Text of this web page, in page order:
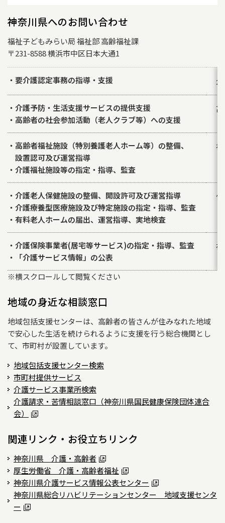
神奈川県へのお問い合わせ
福祉子どもみらい局 福祉部 高齢福祉課
〒231-8588 横浜市中区日本大通1
・要介護認定事務の指導・支援
・介護予防・生活支援サービスの提供支援
・高齢者の社会参加活動（老人クラブ等）への支援
・高齢者福祉施設（特別養護老人ホーム等）の整備、
設置認可及び運営指導
・介護福祉施設等の指定・指導、監査
・介護老人保健施設の整備、開設許可及び運営指導
・介護療養型医療施設及び特定施設の指定・指導、監査
・有料老人ホームの届出、運営指導、実地検査
・介護保険事業者(居宅等サービス)の指定・指導、監査
・「介護サービス情報」の公表
※横スクロールして閲覧ください
地域の身近な相談窓口
地域包括支援センターは、高齢者の皆さんが住みなれた地域
で安心した生活を続けられるように支援を行う総合機関とし
て、市町村が設置しています。
地域包括支援センター検索
市町村提供サービス
介護サービス事業所検索
介護請求・苦情相談窓口（神奈川県国民健康保険団体連合
会）
関連リンク・お役立ちリンク
神奈川県 介護・高齢者
厚生労働省 介護・高齢者福祉
神奈川県介護サービス情報公表センター
神奈川県総合リハビリテーションセンター 地域支援センタ
ー